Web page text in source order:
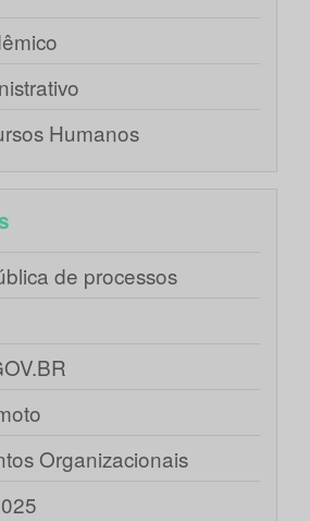
Humanos
de processos
Organizacionais